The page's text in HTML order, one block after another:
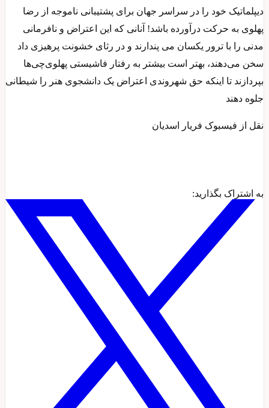
دیپلماتیک خود را در سراسر جهان برای پشتیبانی ناموجه از رضا
پهلوی به حرکت درآورده باشد! آنانی که این اعتراض و نافرمانی
مدنی را با ترور یکسان می پندارند و در رثای خشونت پرهیزی داد
سخن می‌دهند، بهتر است بیشتر به رفتار فاشیستی پهلوی‌چی‌ها
بپردازند تا اینکه حق شهروندی اعتراض یک دانشجوی هنر را شیطانی
جلوه دهند
نقل از فیسبوک فریار اسدیان
به اشتراک بگذارید: